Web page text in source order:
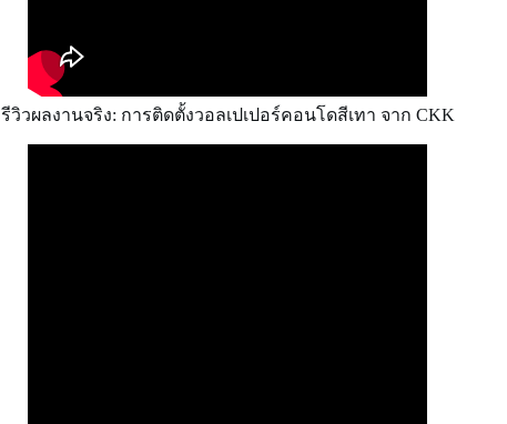
รีวิวผลงานจริง: การติดตั้งวอลเปเปอร์คอนโดสีเทา จาก CKK